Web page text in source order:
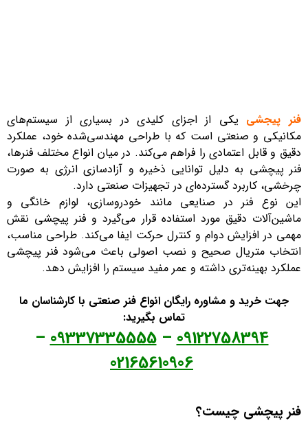
فنر پیجشی یکی از اجزای کلیدی در بسیاری از سیستم‌های
مکانیکی و صنعتی است که با طراحی مهندسی‌شده خود، عملکرد
دقیق و قابل اعتمادی را فراهم می‌کند. در میان انواع مختلف فنرها،
فنر پیچشی به دلیل توانایی ذخیره و آزادسازی انرژی به صورت
چرخشی، کاربرد گسترده‌ای در تجهیزات صنعتی دارد.
این نوع فنر در صنایعی مانند خودروسازی، لوازم خانگی و
ماشین‌آلات دقیق مورد استفاده قرار می‌گیرد و فنر پیچشی نقش
مهمی در افزایش دوام و کنترل حرکت ایفا می‌کند. طراحی مناسب،
انتخاب متریال صحیح و نصب اصولی باعث می‌شود فنر پیچشی
عملکرد بهینه‌تری داشته و عمر مفید سیستم را افزایش دهد.
جهت خرید و مشاوره رایگان انواع فنر صنعتی با کارشناسان ما
تماس بگیرید:
09122758394
–
09337335555
–
02165610906
فنر پیچشی چیست؟